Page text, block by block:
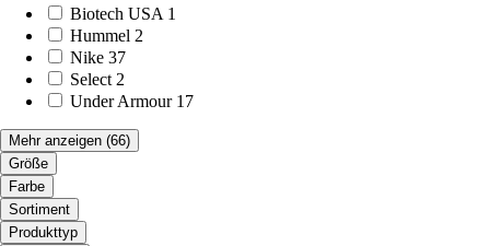
Biotech USA 1
Hummel 2
Nike 37
Select 2
Under Armour 17
Mehr anzeigen (66)
Größe
Farbe
Sortiment
Produkttyp